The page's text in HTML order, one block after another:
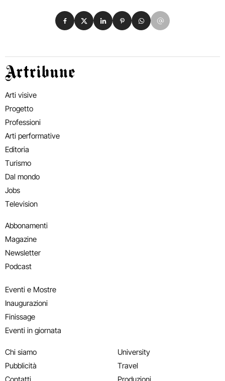
Condividi su Facebook
Condividi su X
Condividi su LinkedIn
Condividi su Pinterest
Condividi su WhatsApp
Condividi su Email
Artribune
Arti visive
Progetto
Professioni
Arti performative
Editoria
Turismo
Dal mondo
Jobs
Television
Abbonamenti
Magazine
Newsletter
Podcast
Eventi e Mostre
Inaugurazioni
Finissage
Eventi in giornata
Chi siamo
Pubblicità
University
Travel